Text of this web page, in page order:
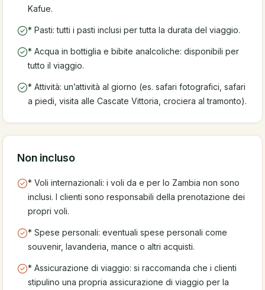
Kafue.
* Pasti: tutti i pasti inclusi per tutta la durata del viaggio.
* Acqua in bottiglia e bibite analcoliche: disponibili per
tutto il viaggio.
* Attività: un’attività al giorno (es. safari fotografici, safari
a piedi, visita alle Cascate Vittoria, crociera al tramonto).
Non incluso
* Voli internazionali: i voli da e per lo Zambia non sono
inclusi. I clienti sono responsabili della prenotazione dei
propri voli.
* Spese personali: eventuali spese personali come
souvenir, lavanderia, mance o altri acquisti.
* Assicurazione di viaggio: si raccomanda che i clienti
stipulino una propria assicurazione di viaggio per la